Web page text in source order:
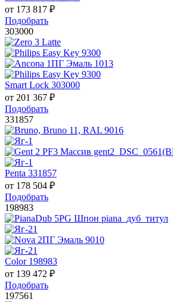
от 173 817 ₽
Подобрать
303000
Smart Lock 303000
от 201 367 ₽
Подобрать
331857
Penta 331857
от 178 504 ₽
Подобрать
198983
Color 198983
от 139 472 ₽
Подобрать
197561